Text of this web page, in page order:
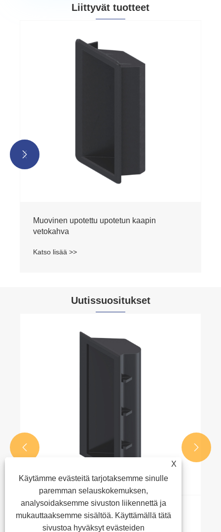
Liittyvät tuotteet
Muovinen upotettu upotetun kaapin
vetokahva
Katso lisää >>


Uutissuositukset
Kaapin kahvojen oikea asennustapa
 
X
Käytämme evästeitä tarjotaksemme sinulle
paremman selauskokemuksen,
analysoidaksemme sivuston liikennettä ja
mukauttaaksemme sisältöä. Käyttämällä tätä
sivustoa hyväksyt evästeiden